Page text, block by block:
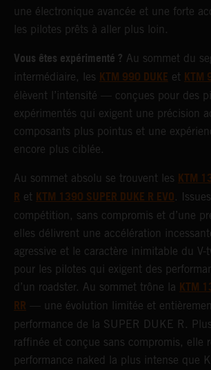
une électronique avancée et une forte
les pilotes prêts à aller plus loin.
Vous êtes expérimenté ? Au sommet du
intermédiaire, les KTM 990 DUKE et KTM
élèvent l’intensité — conçues pour des
expérimentés qui exigent une précision
composants plus pointus et une
encore plus ciblée.
Au sommet absolu se trouvent les KTM
R et KTM 1390 SUPER DUKE R EVO.
compétition, sans compromis et d’une
elles délivrent une accélération
agressive et le caractère inimitable du
pour les pilotes qui exigent des
d’un roadster. Au sommet trône la KTM
RR — une évolution limitée et
performance de la SUPER DUKE R.
raffinée et conçue sans compromis, elle
performance naked la plus intense que